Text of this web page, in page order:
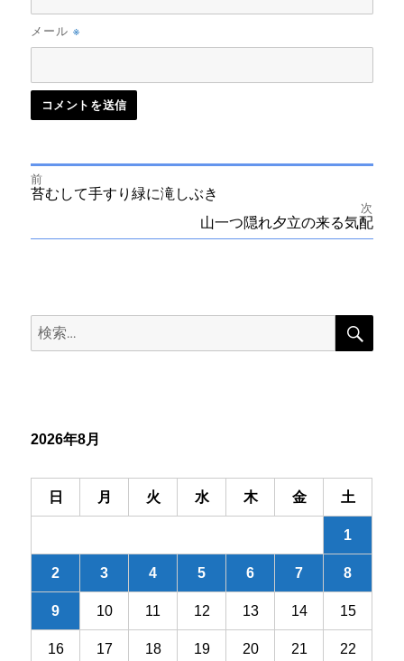
メール※
投
ゲ
ン
前
前
の
苔むして手すり緑に滝しぶき
次
山一つ隠れ夕立の来る気配
検
索:
検
2026年8月
日 月 火 水 木 金 土
1
2 3 4 5 6 7 8
9 10 11 12 13 14 15
16 17 18 19 20 21 22